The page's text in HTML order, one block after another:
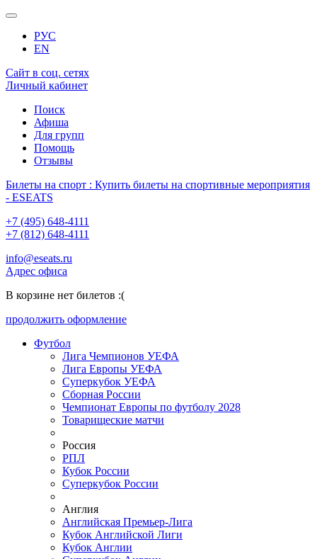
РУС
EN
Сайт в соц. сетях
Личный кабинет
Поиск
Афиша
Для групп
Помощь
Отзывы
Билеты на спорт : Купить билеты на спортивные мероприятия
- ESEATS
+7 (495) 648-4111
+7 (812) 648-4111
info@eseats.ru
Адрес офиса
В корзине нет билетов :(
продолжить оформление
Футбол
Лига Чемпионов УЕФА
Лига Европы УЕФА
Суперкубок УЕФА
Сборная России
Чемпионат Европы по футболу 2028
Товарищеские матчи
Россия
РПЛ
Кубок России
Суперкубок России
Англия
Английская Премьер-Лига
Кубок Английской Лиги
Кубок Англии